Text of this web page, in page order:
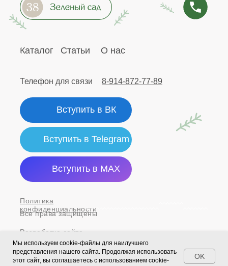
Телефон для связи
Каталог О нас
Статьи
8-914-872-77-89
Политика
конфиденциальности
Все права защищены
Разработка сайта
Вступить в ВК
Вступить в Telegram
Вступить в MAX
Мы используем cookie-файлы для наилучшего
представления нашего сайта. Продолжая использовать
этот сайт, вы соглашаетесь с использованием cookie-
OK
Made on Tilda